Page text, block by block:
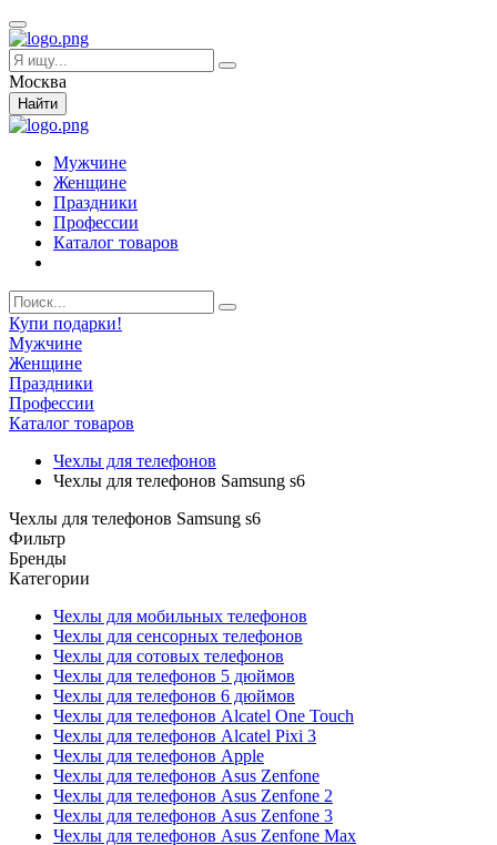
Москва
Найти
Мужчине
Женщине
Праздники
Профессии
Каталог товаров
Купи подарки!
Мужчине
Женщине
Праздники
Профессии
Каталог товаров
Чехлы для телефонов
Чехлы для телефонов Samsung s6
Чехлы для телефонов Samsung s6
Фильтр
Бренды
Категории
Чехлы для мобильных телефонов
Чехлы для сенсорных телефонов
Чехлы для сотовых телефонов
Чехлы для телефонов 5 дюймов
Чехлы для телефонов 6 дюймов
Чехлы для телефонов Alcatel One Touch
Чехлы для телефонов Alcatel Pixi 3
Чехлы для телефонов Apple
Чехлы для телефонов Asus Zenfone
Чехлы для телефонов Asus Zenfone 2
Чехлы для телефонов Asus Zenfone 3
Чехлы для телефонов Asus Zenfone Max